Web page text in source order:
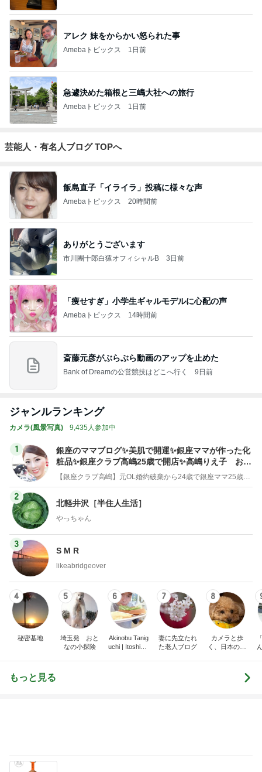
アレク 妹をからかい怒られた事
Amebaトピックス 1日前
急遽決めた箱根と三嶋大社への旅行
Amebaトピックス 1日前
芸能人・有名人ブログ TOPへ
飯島直子「イライラ」投稿に様々な声
Amebaトピックス 20時間前
ありがとうございます
市川團十郎白猿オフィシャルB 3日前
「痩せすぎ」小学生ギャルモデルに心配の声
Amebaトピックス 14時間前
斎藤元彦がぶらぶら動画のアップを止めた
Bank of Dreamの公営競技はどこへ行く 9日前
ジャンルランキング
カメラ(風景写真) 9,435人参加中
1
銀座のママブログ✨美肌で開運✨銀座ママが作った化
粧品✨銀座クラブ高嶋25歳で開店✨高嶋りえ子 お着
物でエルメス バーキン コーデ
2
北軽井沢［半住人生活］
やっちゃん
3
S M R
likeabridgeover
4
秘密基地
5
埼玉発 おと
なの小探険
6
Akinobu Tanig
uchi | Itoshima
7
妻に先立たれ
た老人ブログ
8
カメラと歩
く、日本の風
もっと見る